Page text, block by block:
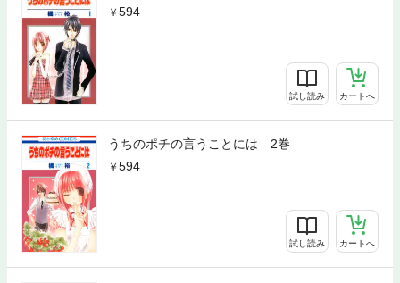
594
試し読み カートへ
うちのポチの言うことには 2巻
594
試し読み カートへ